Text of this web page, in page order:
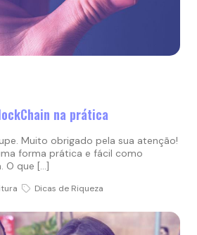
na prática
Muito obrigado pela sua atenção!
forma prática e fácil como
O que […]
Dicas de Riqueza